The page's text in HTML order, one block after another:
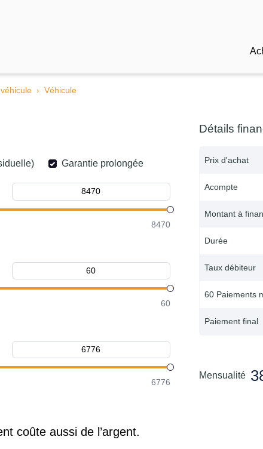
Véhicule
Garantie prolongée
8470
60
6776
Détails
Prix d'achat
Acompte
Montant à
Durée
Taux débiteur
60 Paiements
Paiement final
Mensualité
coûte aussi de l’argent.